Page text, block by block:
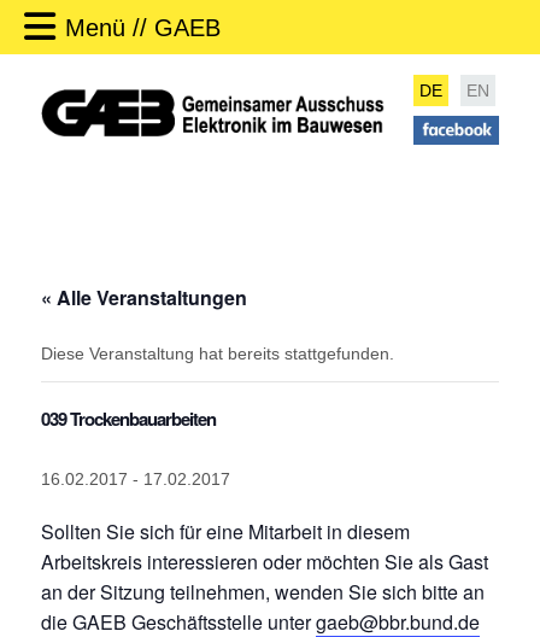
Menü // GAEB
DE EN
« Alle Veranstaltungen
Diese Veranstaltung hat bereits stattgefunden.
039 Trockenbauarbeiten
16.02.2017 - 17.02.2017
Sollten Sie sich für eine Mitarbeit in diesem
Arbeitskreis interessieren oder möchten Sie als Gast
an der Sitzung teilnehmen, wenden Sie sich bitte an
die GAEB Geschäftsstelle untergaeb@bbr.bund.de